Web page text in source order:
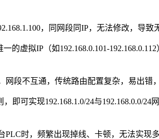
，同网段同IP，无法修改，导致
虚拟IP（如192.168.0.101-
网段不互通，传统路由配置复杂，易出错
可实现192.168.1.0/24与192.168.0.0/24
时，频繁出现掉线、卡顿，无法实现